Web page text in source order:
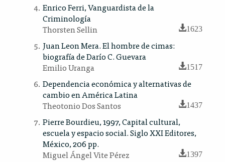
Enrico Ferri, Vanguardista de la
Criminología
Thorsten Sellin
1623
Juan Leon Mera. El hombre de cimas:
biografía de Darío C. Guevara
Emilio Uranga
1517
Dependencia económica y alternativas de
cambio en América Latina
Theotonio Dos Santos
1437
Pierre Bourdieu, 1997, Capital cultural,
escuela y espacio social. Siglo XXI Editores,
México, 206 pp.
Miguel Ángel Vite Pérez
1397